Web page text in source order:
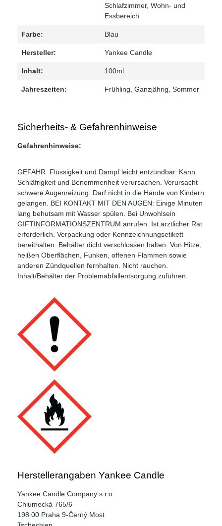
Schlafzimmer, Wohn- und
Essbereich
Farbe: Blau
Hersteller: Yankee Candle
Inhalt: 100ml
Jahreszeiten: Frühling, Ganzjährig, Sommer
Sicherheits- & Gefahrenhinweise
Gefahrenhinweise:
GEFAHR. Flüssigkeit und Dampf leicht entzündbar. Kann
Schläfrigkeit und Benommenheit verursachen. Verursacht
schwere Augenreizung. Darf nicht in die Hände von Kindern
gelangen. BEI KONTAKT MIT DEN AUGEN: Einige Minuten
lang behutsam mit Wasser spülen. Bei Unwohlsein
GIFTINFORMATIONSZENTRUM anrufen. Ist ärztlicher Rat
erforderlich. Verpackung oder Kennzeichnungsetikett
bereithalten. Behälter dicht verschlossen halten. Von Hitze,
heißen Oberflächen, Funken, offenen Flammen sowie
anderen Zündquellen fernhalten. Nicht rauchen.
Inhalt/Behälter der Problemabfallentsorgung zuführen.
Herstellerangaben Yankee Candle
Yankee Candle Company s.r.o.
Chlumecká 765/6
198 00 Praha 9-Černý Most